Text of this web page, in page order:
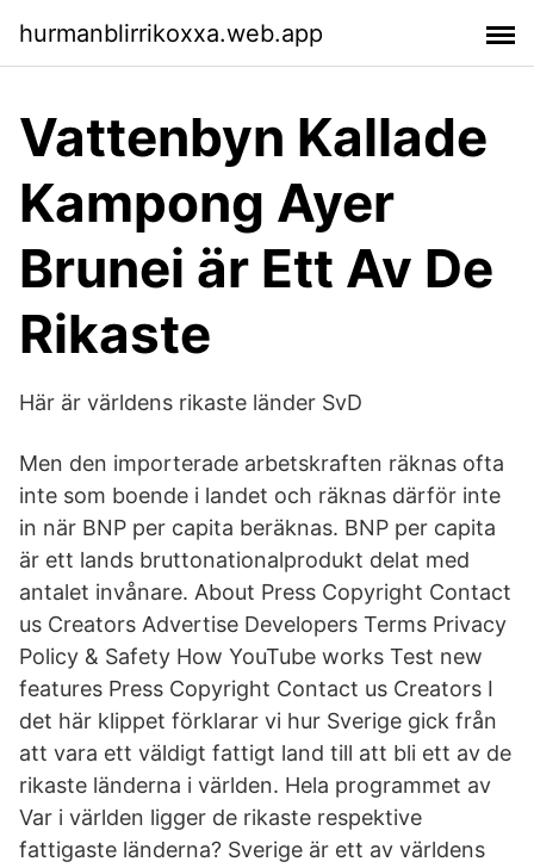
hurmanblirrikoxxa.web.app
Vattenbyn Kallade
Kampong Ayer
Brunei är Ett Av De
Rikaste
Här är världens rikaste länder SvD
Men den importerade arbetskraften räknas ofta
inte som boende i landet och räknas därför inte
in när BNP per capita beräknas. BNP per capita
är ett lands bruttonationalprodukt delat med
antalet invånare. About Press Copyright Contact
us Creators Advertise Developers Terms Privacy
Policy & Safety How YouTube works Test new
features Press Copyright Contact us Creators I
det här klippet förklarar vi hur Sverige gick från
att vara ett väldigt fattigt land till att bli ett av de
rikaste länderna i världen. Hela programmet av
Var i världen ligger de rikaste respektive
fattigaste länderna? Sverige är ett av världens